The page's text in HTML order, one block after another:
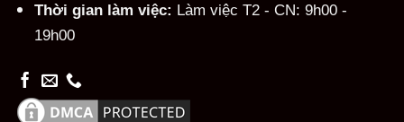
Thời gian làm việc: Làm việc T2 - CN: 9h00 -
19h00